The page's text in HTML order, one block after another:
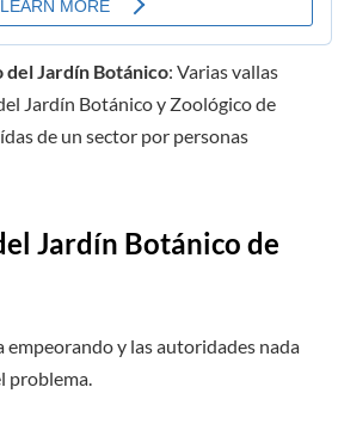
del Jardín Botánico: Varias vallas
Jardín Botánico y Zoológico de
de un sector por personas
Jardín Botánico de
empeorando y las autoridades nada
problema.